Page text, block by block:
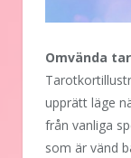
Omvända
upprätt läge
från vanliga
som är vänd